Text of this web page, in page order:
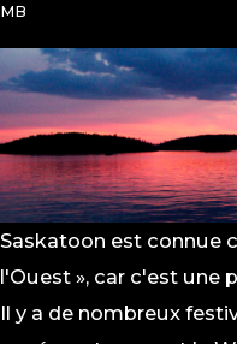
MB
Saskatoon est connue
l'Ouest », car c'est une
Il y a de nombreux